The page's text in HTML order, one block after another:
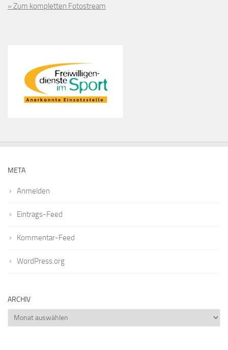
» Zum kompletten Fotostream
META
Anmelden
Eintrags-Feed
Kommentar-Feed
WordPress.org
ARCHIV
Archiv